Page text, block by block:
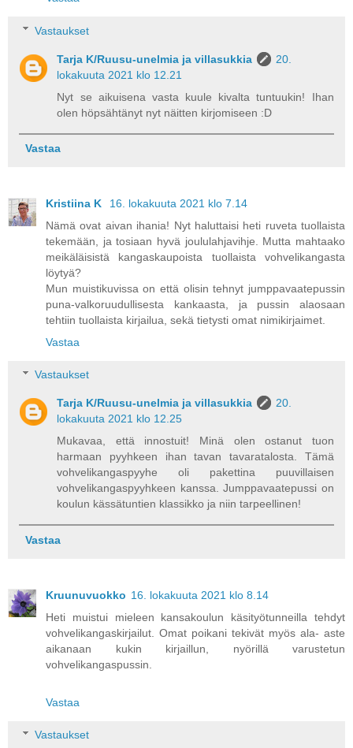
Vastaukset
Tarja K/Ruusu-unelmia ja villasukkia
20.
lokakuuta 2021 klo 12.21
Nyt se aikuisena vasta kuule kivalta tuntuukin! Ihan
olen höpsähtänyt nyt näitten kirjomiseen :D
Vastaa
Kristiina K
16. lokakuuta 2021 klo 7.14
Nämä ovat aivan ihania! Nyt haluttaisi heti ruveta tuollaista
tekemään, ja tosiaan hyvä joululahjavihje. Mutta mahtaako
meikäläisistä kangaskaupoista tuollaista vohvelikangasta
löytyä?
Mun muistikuvissa on että olisin tehnyt jumppavaatepussin
puna-valkoruudullisesta kankaasta, ja pussin alaosaan
tehtiin tuollaista kirjailua, sekä tietysti omat nimikirjaimet.
Vastaa
Vastaukset
Tarja K/Ruusu-unelmia ja villasukkia
20.
lokakuuta 2021 klo 12.25
Mukavaa, että innostuit! Minä olen ostanut tuon
harmaan pyyhkeen ihan tavan tavaratalosta. Tämä
vohvelikangaspyyhe oli pakettina puuvillaisen
vohvelikangaspyyhkeen kanssa. Jumppavaatepussi on
koulun kässätuntien klassikko ja niin tarpeellinen!
Vastaa
Kruunuvuokko 16. lokakuuta 2021 klo 8.14
Heti muistui mieleen kansakoulun käsityötunneilla tehdyt
vohvelikangaskirjailut. Omat poikani tekivät myös ala- aste
aikanaan kukin kirjaillun, nyörillä varustetun
vohvelikangaspussin.
Vastaa
Vastaukset